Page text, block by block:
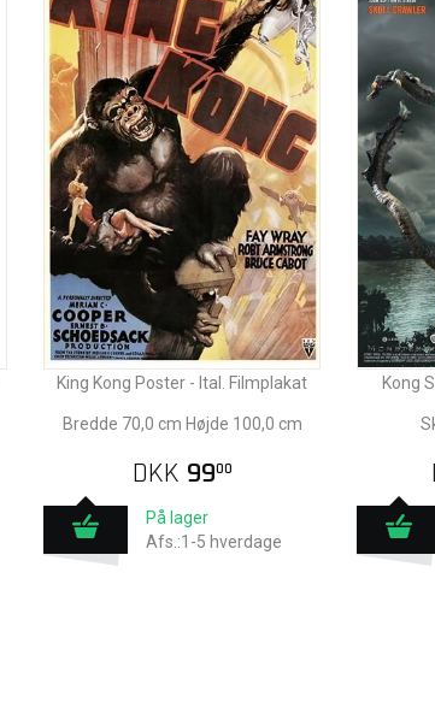
King Kong Poster - Ital. Filmplakat
Bredde 70,0 cm Højde 100,0 cm
DKK 9900
På lager
Afs.:1-5 hverdage
Kong